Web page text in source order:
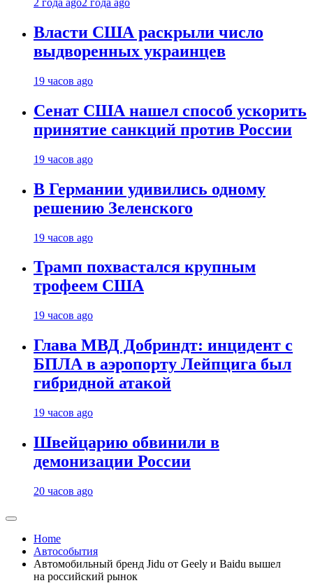
2 года ago2 года ago
Власти США раскрыли число
выдворенных украинцев
19 часов ago
Сенат США нашел способ ускорить
принятие санкций против России
19 часов ago
В Германии удивились одному
решению Зеленского
19 часов ago
Трамп похвастался крупным
трофеем США
19 часов ago
Глава МВД Добриндт: инцидент с
БПЛА в аэропорту Лейпцига был
гибридной атакой
19 часов ago
Швейцарию обвинили в
демонизации России
20 часов ago
Home
Автособытия
Автомобильный бренд Jidu от Geely и Baidu вышел
на российский рынок